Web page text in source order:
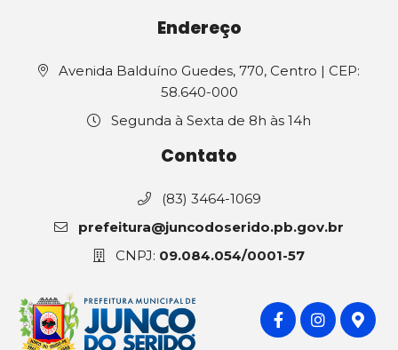
Endereço
Avenida Balduíno Guedes, 770, Centro | CEP:
58.640-000
Segunda à Sexta de 8h às 14h
Contato
(83) 3464-1069
prefeitura@juncodoserido.pb.gov.br
CNPJ: 09.084.054/0001-57